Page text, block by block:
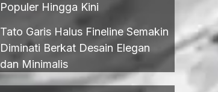
Populer Hingga Kini
Tato Garis Halus Fineline Semakin
Diminati Berkat Desain Elegan
dan Minimalis